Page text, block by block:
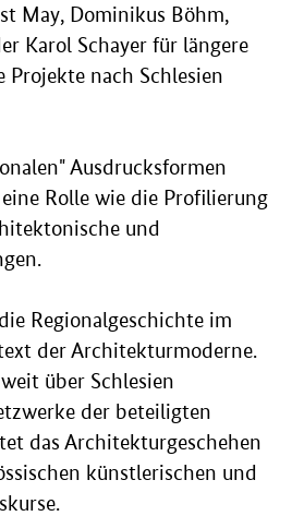
May, Dominikus Böhm,
Karol Schayer für längere
nach Schlesien
Ausdrucksformen
Rolle wie die Profilierung
und
Regionalgeschichte im
der Architekturmoderne.
über Schlesien
der beteiligten
das Architekturgeschehen
künstlerischen und